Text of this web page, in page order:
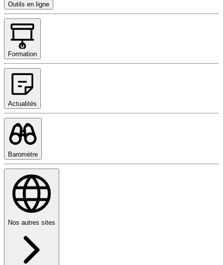
Outils en ligne
Formation
Actualités
Baromètre
Nos autres sites